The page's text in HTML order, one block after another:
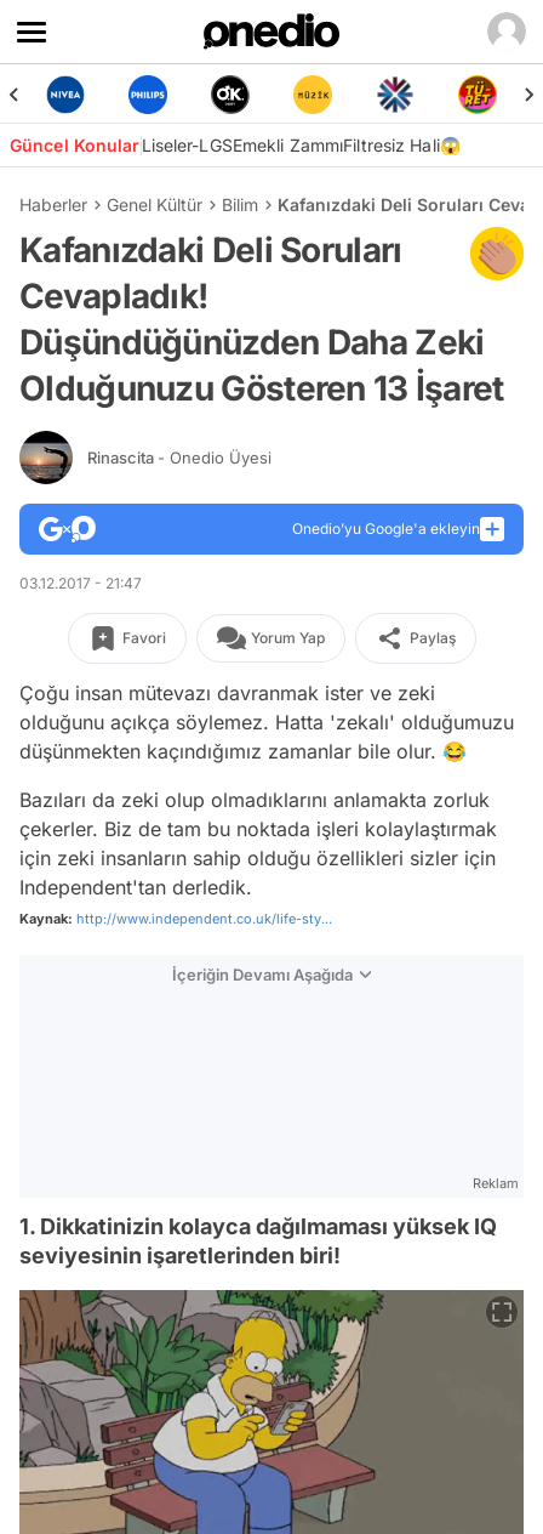
Güncel KonularLiseler-LGSEmekli ZammıFiltresiz Hali😱
Haberler Genel Kültür Bilim Kafanızdaki Deli Soruları
Kafanızdaki Deli Soruları
Cevapladık!
Düşündüğünüzden Daha Zeki
Olduğunuzu Gösteren 13 İşaret
Rinascita - Onedio Üyesi
Onedio’yu Google'a ekleyin
03.12.2017 - 21:47
Favori Yorum Yap Paylaş
Çoğu insan mütevazı davranmak ister ve zeki
olduğunu açıkça söylemez. Hatta 'zekalı' olduğumuzu
düşünmekten kaçındığımız zamanlar bile olur. 😂
Bazıları da zeki olup olmadıklarını anlamakta zorluk
çekerler. Biz de tam bu noktada işleri kolaylaştırmak
için zeki insanların sahip olduğu özellikleri sizler için
Independent'tan derledik.
Kaynak: http://www.independent.co.uk/life-sty...
İçeriğin Devamı Aşağıda
Reklam
1. Dikkatinizin kolayca dağılmaması yüksek IQ
seviyesinin işaretlerinden biri!